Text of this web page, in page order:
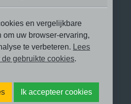
werd ik gebeld door
en vergelijkbare
om uw browser-ervaring,
te verbeteren. Lees
de gebruikte cookies.
Ik accepteer cookies